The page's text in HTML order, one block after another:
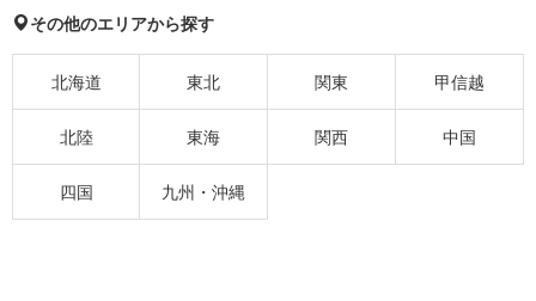
その他のエリアから探す
北海道 東北 関東 甲信越
北陸 東海 関西 中国
四国 九州・沖縄